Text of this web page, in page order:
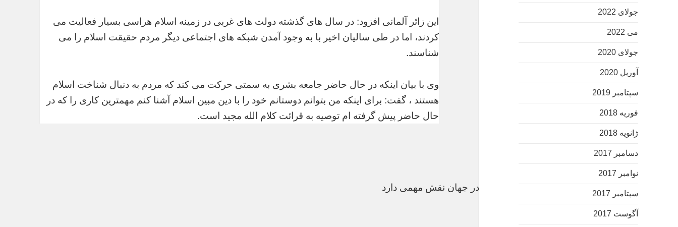
جولای 2022
می 2022
جولای 2020
آوریل 2020
سپتامبر 2019
فوریه 2018
ژانویه 2018
دسامبر 2017
نوامبر 2017
سپتامبر 2017
آگوست 2017
این زائر آلمانی افزود: در سال های گذشته دولت های غربی در زمینه اسلام هراسی بسیار فعالیت می
کردند، اما در طی سالیان اخیر با به وجود آمدن شبکه های اجتماعی دیگر مردم حقیقت اسلام را می
شناسند.
وی با بیان اینکه در حال حاضر جامعه بشری به سمتی حرکت می کند که مردم به دنبال شناخت اسلام
هستند ، گفت: برای اینکه من بتوانم دوستانم خود را با دین مبین اسلام آشنا کنم مهمترین کاری را که در
حال حاضر پیش گرفته ام توصیه به قرائت کلام الله مجید است.
آستان قدس رضوی در اشاعه فرهنگ ائمه اطهار(ع) در جهان نقش مهمی دارد